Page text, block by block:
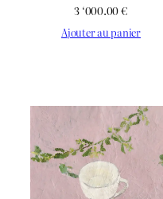
3 ‘000.00€
Ajouter au panier